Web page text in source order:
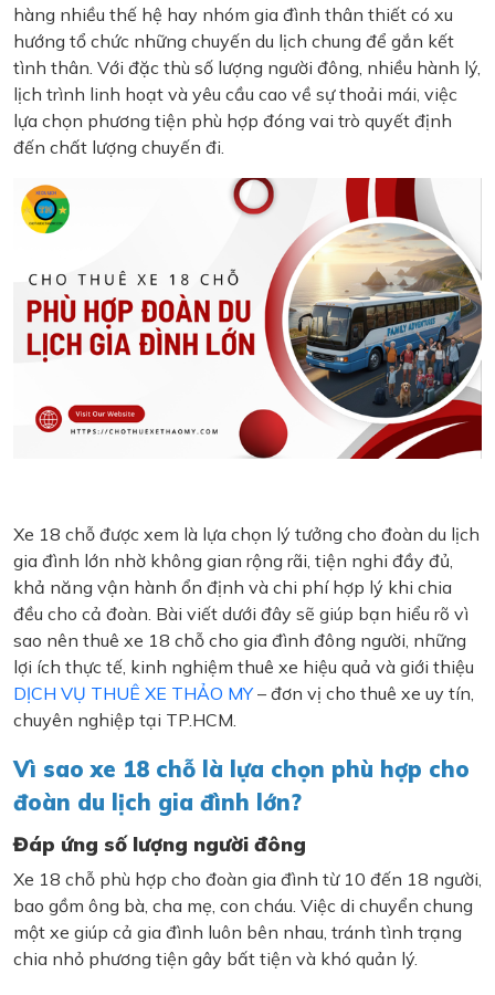
hàng nhiều thế hệ hay nhóm gia đình thân thiết có xu
hướng tổ chức những chuyến du lịch chung để gắn kết
tình thân. Với đặc thù số lượng người đông, nhiều hành lý,
lịch trình linh hoạt và yêu cầu cao về sự thoải mái, việc
lựa chọn phương tiện phù hợp đóng vai trò quyết định
đến chất lượng chuyến đi.
Xe 18 chỗ được xem là lựa chọn lý tưởng cho đoàn du lịch
gia đình lớn nhờ không gian rộng rãi, tiện nghi đầy đủ,
khả năng vận hành ổn định và chi phí hợp lý khi chia
đều cho cả đoàn. Bài viết dưới đây sẽ giúp bạn hiểu rõ vì
sao nên thuê xe 18 chỗ cho gia đình đông người, những
lợi ích thực tế, kinh nghiệm thuê xe hiệu quả và giới thiệu
DỊCH VỤ THUÊ XE THẢO MY– đơn vị cho thuê xe uy tín,
chuyên nghiệp tại TP.HCM.
Vì sao xe 18 chỗ là lựa chọn phù hợp cho
đoàn du lịch gia đình lớn?
Đáp ứng số lượng người đông
Xe 18 chỗ phù hợp cho đoàn gia đình từ 10 đến 18 người,
bao gồm ông bà, cha mẹ, con cháu. Việc di chuyển chung
một xe giúp cả gia đình luôn bên nhau, tránh tình trạng
chia nhỏ phương tiện gây bất tiện và khó quản lý.